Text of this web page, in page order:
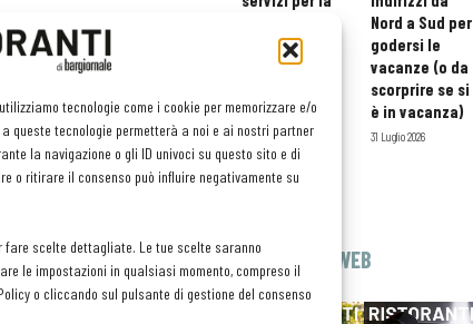
tecnologie come i cookie per memorizzare e/o
queste tecnologie permetterà a noi e ai nostri partner
la navigazione o gli ID univoci su questo sito e di
o ritirare il consenso può influire negativamente su
scelte dettagliate. Le tue scelte saranno
le impostazioni in qualsiasi momento, compreso il
o cliccando sul pulsante di gestione del consenso
orario esteso
e tessera
professionisti
HoReCa
29 Luglio 2026
Nord a Sud per
godersi le
vacanze (o da
scorprire se si
è in vacanza)
31 Luglio 2026
EDICOLA WEB